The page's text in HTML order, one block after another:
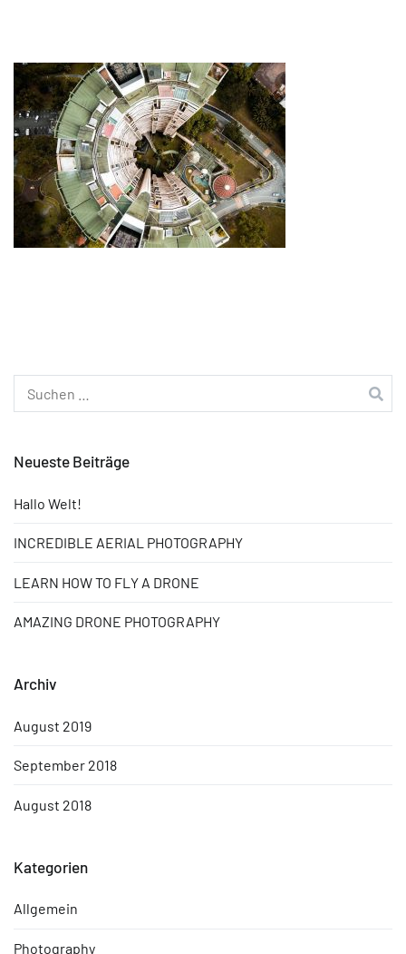
Suchen
nach:
Neueste Beiträge
Hallo Welt!
INCREDIBLE AERIAL PHOTOGRAPHY
LEARN HOW TO FLY A DRONE
AMAZING DRONE PHOTOGRAPHY
Archiv
August 2019
September 2018
August 2018
Kategorien
Allgemein
Photography